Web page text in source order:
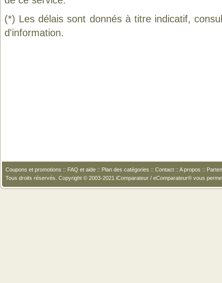
(*) Les délais sont donnés à titre indicatif,
d'information.
Coupons et promotions :: FAQ et aide :: Plan des catégories :: Contact :: A propos ::
Tous droits réservés. Copyright © 2003-2021 iComparateur / eComparateur® vous